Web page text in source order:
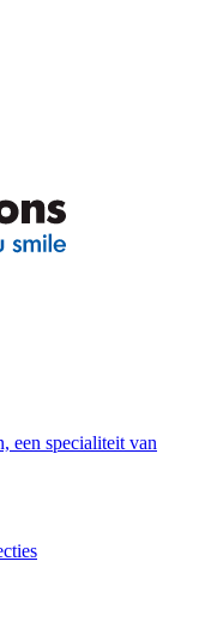
een specialiteit van